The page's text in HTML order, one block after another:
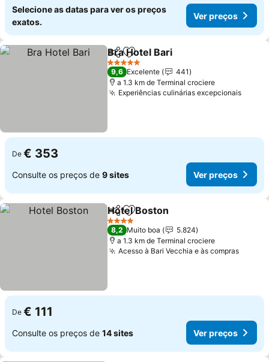
Selecione as datas para ver os preços
exatos.
Ver preços
PartilharAdicionar aos favoritos
Bra Hotel Bari
5 Estrelas
9,6 Excelente
441
a 1.3 km de Terminal crociere
Experiências culinárias excepcionaisVer
De € 353
Consulte os preços de 9 sites Ver preços
PartilharAdicionar aos favoritos
Hotel Boston
4 Estrelas
8,2 Muito boa
5.824
a 1.3 km de Terminal crociere
Acesso à Bari Vecchia e às comprasVer
De € 111
Consulte os preços de 14 sites Ver preços